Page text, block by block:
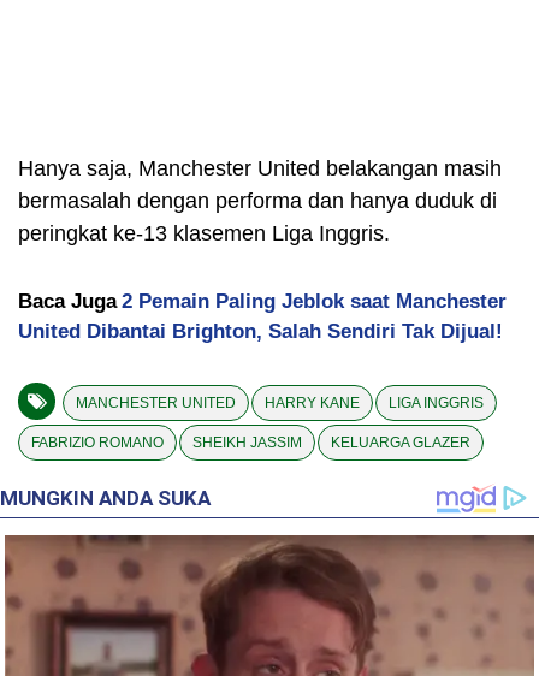
Hanya saja, Manchester United belakangan masih
bermasalah dengan performa dan hanya duduk di
peringkat ke-13 klasemen Liga Inggris.
Baca Juga 2 Pemain Paling Jeblok saat Manchester
United Dibantai Brighton, Salah Sendiri Tak Dijual!
MANCHESTER UNITED HARRY KANE LIGA INGGRIS
FABRIZIO ROMANO SHEIKH JASSIM KELUARGA GLAZER